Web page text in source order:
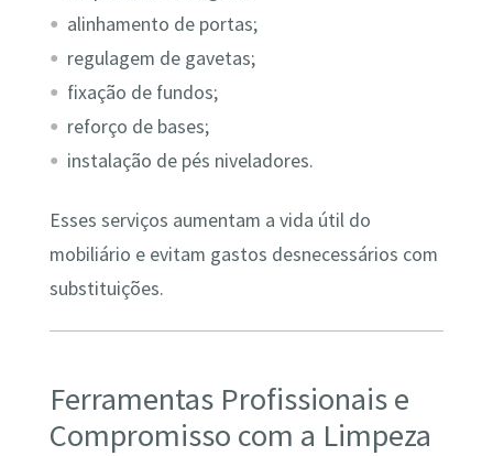
alinhamento de portas;
regulagem de gavetas;
fixação de fundos;
reforço de bases;
instalação de pés niveladores.
Esses serviços aumentam a vida útil do
mobiliário e evitam gastos desnecessários com
substituições.
Ferramentas Profissionais e
Compromisso com a Limpeza